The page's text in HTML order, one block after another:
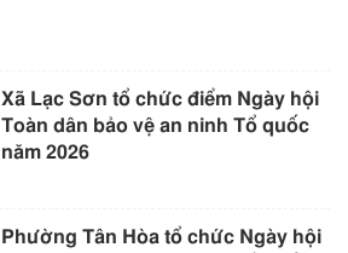
Xã Lạc Sơn tổ chức điểm Ngày hội
Toàn dân bảo vệ an ninh Tổ quốc
năm 2026
Phường Tân Hòa tổ chức Ngày hội